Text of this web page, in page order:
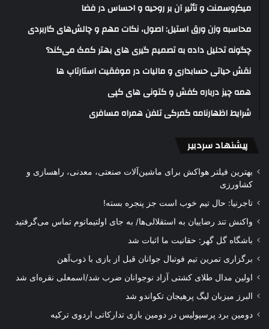
میکروسمنت و تأثیر آن بر روحیه و احساس در فضا
محاسبه وزن ورق استیل: اصول، نکات مهم و چالش‌های کاربردی
چگونه تحلیل داده به تصمیم گیری های بهتر کمک می‌کند؟
نقش حیاتی حسابداری و مالیات در موفقیت استارتاپ ها
همه چیز درباره کفش و کتونی های کپی
شرایط اظهارنامه گمرکی تلفن همراه مسافری
پیشنهاد سردبیر
بهترین فیلتر هواکش برای ماشین‌آلات صنعتی، معدنی، راهسازی و
کشاورزی
تاجرنیا: حال تیم خوب است جز پنجره بسته!
واکنش تند رضاییان به استقلالی‌ها/ به جای اولتیماتوم تماس می‌گرفتید
باشگاه گل گهر: حقانیت ما اثبات شد
برگزاری تمرین تیم فوتبال جوانان قبل از بازی با ذوب‌آهن
اولین مدال طلای کشتی آزاد نوجوانان ضرب شد/اسمعلی نقره‌ای شد
البرز میزبان لیگ پرهیجان تکواندو شد
دومین برد پرسپولیس در دومین بازی تدارکاتی اردوی ترکیه